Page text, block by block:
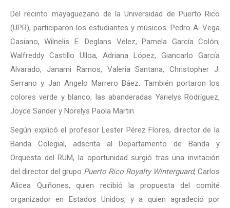
Del recinto mayagüezano de la Universidad de Puerto Rico
(UPR), participaron los estudiantes y músicos: Pedro A. Vega
Casiano, Wilnelis E. Deglans Vélez, Pamela García Colón,
Walfreddy Castillo Ulloa, Adriana López, Giancarlo García
Alvarado, Janami Ramos, Valeria Santana, Christopher J.
Serrano y Jan Angelo Marrero Báez. También portaron los
colores verde y blanco, las abanderadas Yarielys Rodríguez,
Joyce Sander y Norelys Paola Martin.
Según explicó el profesor Lester Pérez Flores, director de la
Banda Colegial, adscrita al Departamento de Banda y
Orquesta del RUM, la oportunidad surgió tras una invitación
del director del grupo Puerto Rico Royalty Winterguard, Carlos
Alicea Quiñones, quien recibió la propuesta del comité
organizador en Estados Unidos, y a quien agradeció por